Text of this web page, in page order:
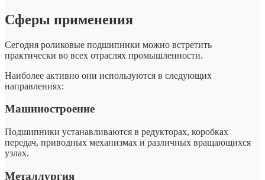
Сферы применения
Сегодня роликовые подшипники можно встретить
практически во всех отраслях промышленности.
Наиболее активно они используются в следующих
направлениях:
Машиностроение
Подшипники устанавливаются в редукторах, коробках
передач, приводных механизмах и различных вращающихся
узлах.
Металлургия